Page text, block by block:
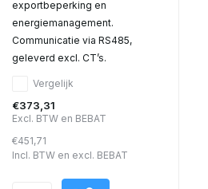
exportbeperking en
energiemanagement.
Communicatie via RS485,
geleverd excl. CT’s.
Vergelijk
€373,31
Excl. BTW en BEBAT
€451,71
Incl. BTW en excl. BEBAT